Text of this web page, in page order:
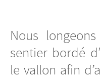
Nous
sentier bordé
le vallon afin